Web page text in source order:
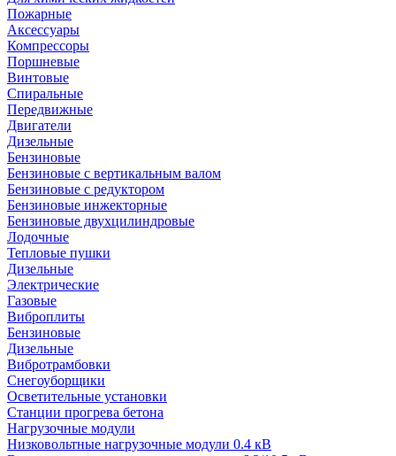
Пожарные
Аксессуары
Компрессоры
Поршневые
Винтовые
Спиральные
Передвижные
Двигатели
Дизельные
Бензиновые
Бензиновые с вертикальным валом
Бензиновые с редуктором
Бензиновые инжекторные
Бензиновые двухцилиндровые
Лодочные
Тепловые пушки
Дизельные
Электрические
Газовые
Виброплиты
Бензиновые
Дизельные
Вибротрамбовки
Снегоуборщики
Осветительные установки
Станции прогрева бетона
Нагрузочные модули
Низковольтные нагрузочные модули 0.4 кВ